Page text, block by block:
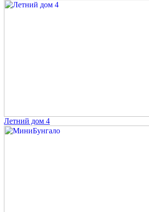
Летний дом 4